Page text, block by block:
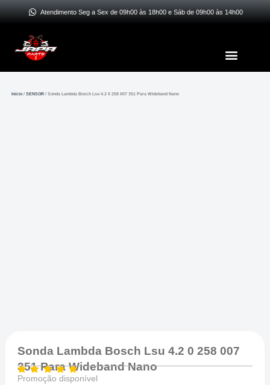
Ir
conteúdo
Atendimento Seg a Sex de 09h00 às 18h00 e Sáb de 09h00 às 14h00
Menu
Início /SENSOR / Sonda Lambda Bosch Lsu 4.2 0 258 007 351 Para Wideband Nano
Sonda Lambda Bosch Lsu 4.2 0 258 007
351 Para Wideband Nano
Promoção disponível